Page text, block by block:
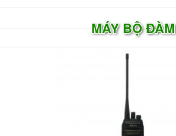
MÁY BỘ ĐÀM